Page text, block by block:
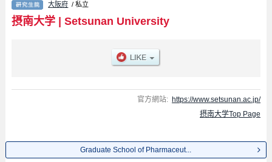
and Business Administration、Graduate School of Law、Graduate School
of International Languages and Cultures、Graduate School of Nursing、
Graduate School of Agriculture等各別研究科的不同訊息，以及招收名額、合
於此，請務必查閱及利用此網站。
大阪府 / 私立
摂南大学| Setsunan University
官方網站: https://www.setsunan.ac.jp/
摂南大学Top Page
Graduate School of Pharmaceut...